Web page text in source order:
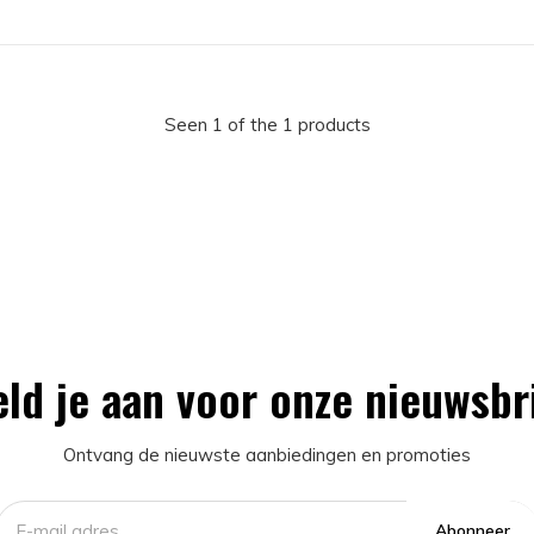
Seen 1 of the 1 products
je aan voor onze
Ontvang de nieuwste aanbiedingen en promoties